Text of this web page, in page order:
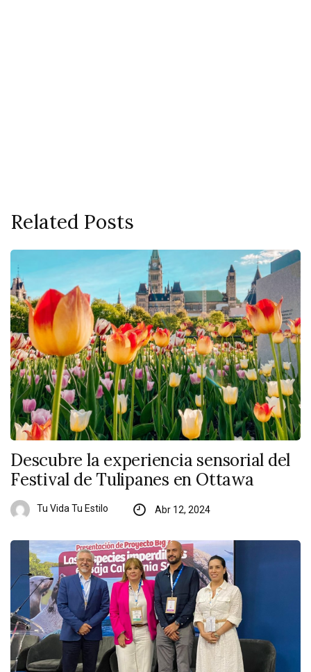
Related Posts
Descubre la experiencia sensorial del
Festival de Tulipanes en Ottawa
Tu Vida Tu Estilo Abr 12, 2024